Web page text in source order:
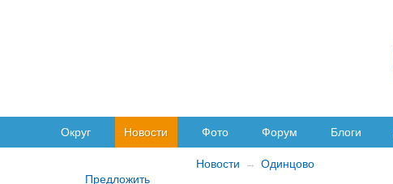
Округ Новости Фото Форум Блоги
Новости Одинцово